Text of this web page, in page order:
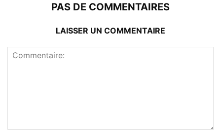
PAS DE COMMENTAIRES
LAISSER UN COMMENTAIRE